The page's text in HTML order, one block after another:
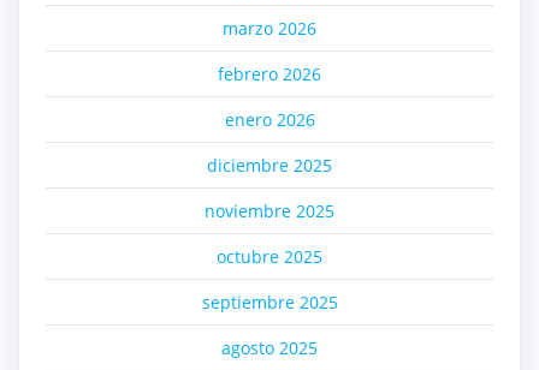
marzo 2026
febrero 2026
enero 2026
diciembre 2025
noviembre 2025
octubre 2025
septiembre 2025
agosto 2025